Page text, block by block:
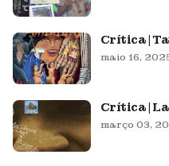
Crítica |
maio 16,
Crítica |
março 03,